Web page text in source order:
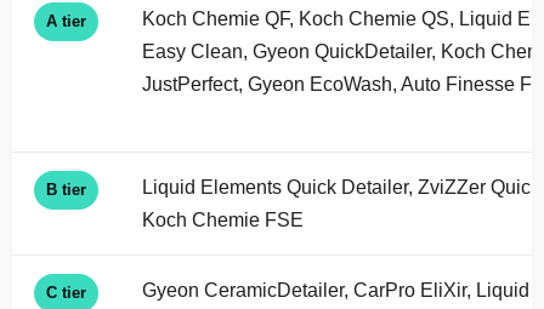
A tier
Koch Chemie QF, Koch Chemie QS, Liquid
Easy Clean, Gyeon QuickDetailer, Koch
JustPerfect, Gyeon EcoWash, Auto Finesse
B tier
Liquid Elements Quick Detailer, ZviZZer
Koch Chemie FSE
C tier
Gyeon CeramicDetailer, CarPro EliXir, Liquid